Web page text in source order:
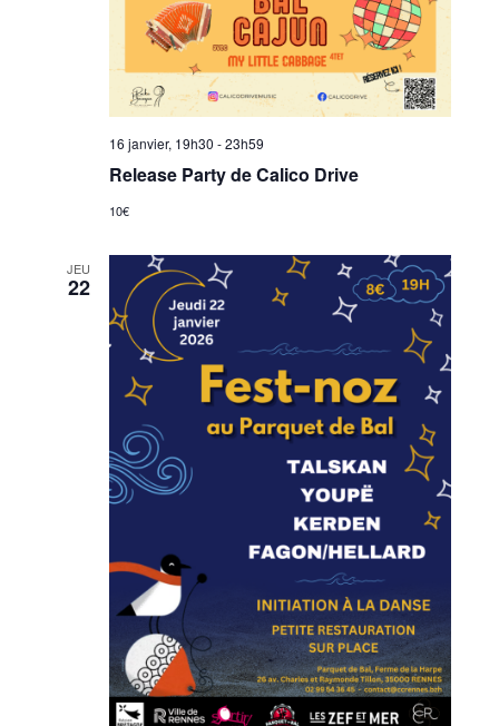
16 janvier, 19h30 -23h59
Release Party de Calico Drive
10€
JEU
22